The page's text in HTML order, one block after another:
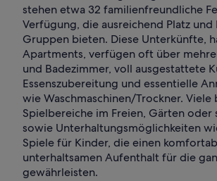
stehen etwa 32 familienfreundliche
Verfügung, die ausreichend Platz
Gruppen bieten. Diese Unterkünfte,
Apartments, verfügen oft über
und Badezimmer, voll ausgestattete
Essenszubereitung und essentielle
wie Waschmaschinen/Trockner. Viele
Spielbereiche im Freien, Gärten oder
sowie Unterhaltungsmöglichkeiten
Spiele für Kinder, die einen
unterhaltsamen Aufenthalt für die
gewährleisten.